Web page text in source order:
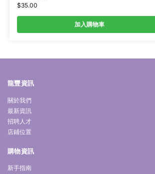
$35.00
加入購物車
龍豐資訊
關於我們
最新資訊
招聘人才
店鋪位置
購物資訊
新手指南